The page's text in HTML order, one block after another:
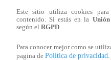
El 24 de julio, el primer
Balonmano. Los mejores
Este sitio utiliza cookies
contenido. Si estás en la
según el RGPD
Para conocer mejor como se
pagina de Política de privacidad